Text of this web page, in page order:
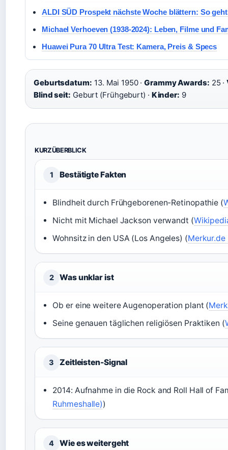
ALDI SÜD Prospekt nächste Woche blättern: So
Michael Verhoeven (1938-2024): Leben, Filme und
Huawei Pura 70 Ultra Test: Kamera, Preis & Specs
Geburtsdatum: 13. Mai 1950 ·Grammy Awards: 25 ·
Blind seit: Geburt (Frühgeburt) · Kinder: 9
KURZÜBERBLICK
1 Bestätigte Fakten
Blindheit durch Frühgeborenen-Retinopathie (
Nicht mit Michael Jackson verwandt (
Wohnsitz in den USA (Los Angeles) (
2 Was unklar ist
Ob er eine weitere Augenoperation plant (
Seine genauen täglichen religiösen Praktiken (
3 Zeitleisten-Signal
2014: Aufnahme in die Rock and Roll Hall of
Ruhmeshalle))
4 Wie es weitergeht